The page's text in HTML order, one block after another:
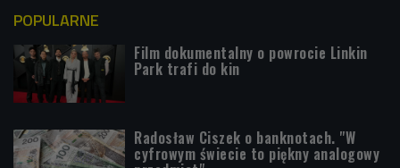
POPULARNE
Film dokumentalny o powrocie Linkin
Park trafi do kin
Radosław Ciszek o banknotach. "W
cyfrowym świecie to piękny analogowy